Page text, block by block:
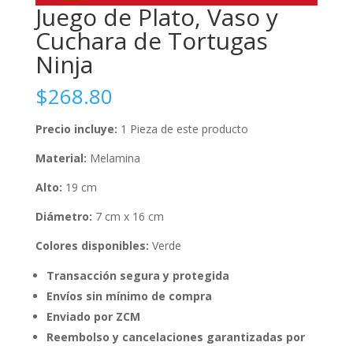
Juego de Plato, Vaso y
Cuchara de Tortugas
Ninja
$268.80
Precio incluye: 1 Pieza de este producto
Material: Melamina
Alto: 19 cm
Diámetro: 7 cm x 16 cm
Colores disponibles: Verde
Transacción segura y protegida
Envíos sin mínimo de compra
Enviado por ZCM
Reembolso y cancelaciones garantizadas por